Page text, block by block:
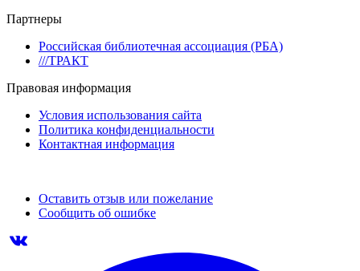
Партнеры
Российская библиотечная ассоциация (РБА)
///ТРАКТ
Правовая информация
Условия использования сайта
Политика конфиденциальности
Контактная информация
Оставить отзыв или пожелание
Сообщить об ошибке